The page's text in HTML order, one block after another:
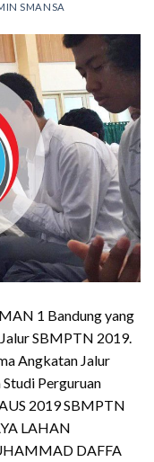
SMANSA
1 Bandung yang
SBMPTN 2019.
Angkatan Jalur
Perguruan
2019 SBMPTN
LAHAN
DAFFA